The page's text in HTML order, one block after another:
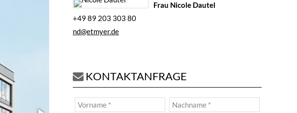
Frau Nicole Dautel
+49 89 203 303 80
nd@etmyer.de
KONTAKTANFRAGE